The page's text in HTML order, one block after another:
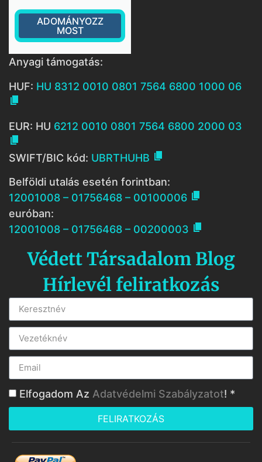
ADOMÁNYOZZ
MOST
Anyagi támogatás:
HUF: HU 8312 0010 0801 7564 6800 1000 06

EUR: HU 6212 0010 0801 7564 6800 2000 03

SWIFT/BIC kód: UBRTHUHB 
Belföldi utalás esetén forintban:
12001008 – 01756468 – 00100006 
euróban:
12001008 – 01756468 – 00200003 
Védett Társadalom Blog
Hírlevél feliratkozás
Elfogadom Az Adatvédelmi Szabályzatot! *
FELIRATKOZÁS